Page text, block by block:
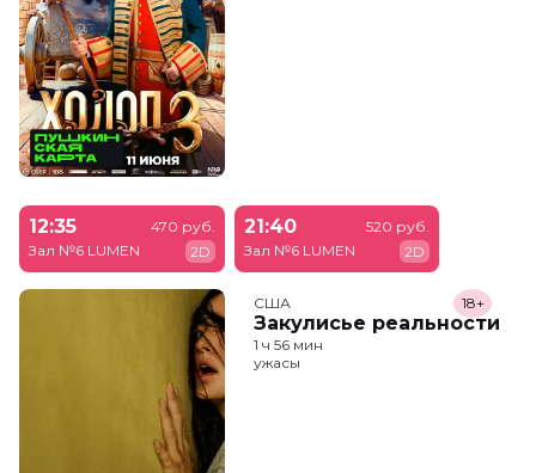
12:35
Зал №6 LUMEN
470 руб.
2D
21:40
Зал №6 LUMEN
520 руб.
2D
США
Закулисье реальности
18+
1 ч 56 мин
ужасы